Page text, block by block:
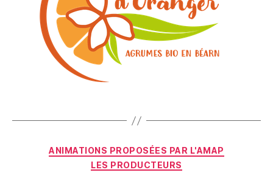
Catégories
ANIMATIONS PROPOSÉES PAR L'AMAP
LES PRODUCTEURS